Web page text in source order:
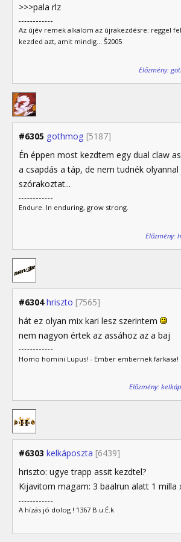
>>>pala rlz
Az újév remek alkalom az újrakezdésre: reggel
kezded azt, amit mindig... Š2005
Előzmény:
#6305 gothmog [5187]
Én éppen most kezdtem egy dual claw
a csapdás a táp, de nem tudnék
szórakoztat...
Endure. In enduring, grow strong.
Előzmény:
#6304 hriszto [7565]
hát ez olyan mix kari lesz szerintem
nem nagyon értek az assához az a baj
Homo homini Lupus! - Ember embernek farkasa!
Előzmény:
#6303 kelkáposzta [6439]
hriszto: ugye trapp assit kezdtel?
Kijavitom magam: 3 baalrun alatt 1 milla
A hízás jó dolog ! 1367 B.u.É.k